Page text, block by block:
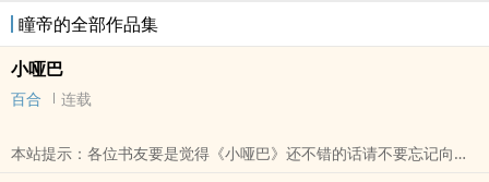
瞳帝的全部作品集
小哑巴
百合 连载
本站提示：各位书友要是觉得《小哑巴》还不错的话请不要忘记向您